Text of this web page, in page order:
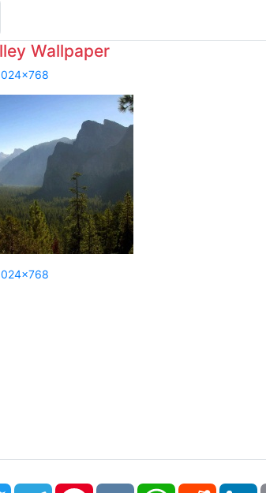
Wallpaper